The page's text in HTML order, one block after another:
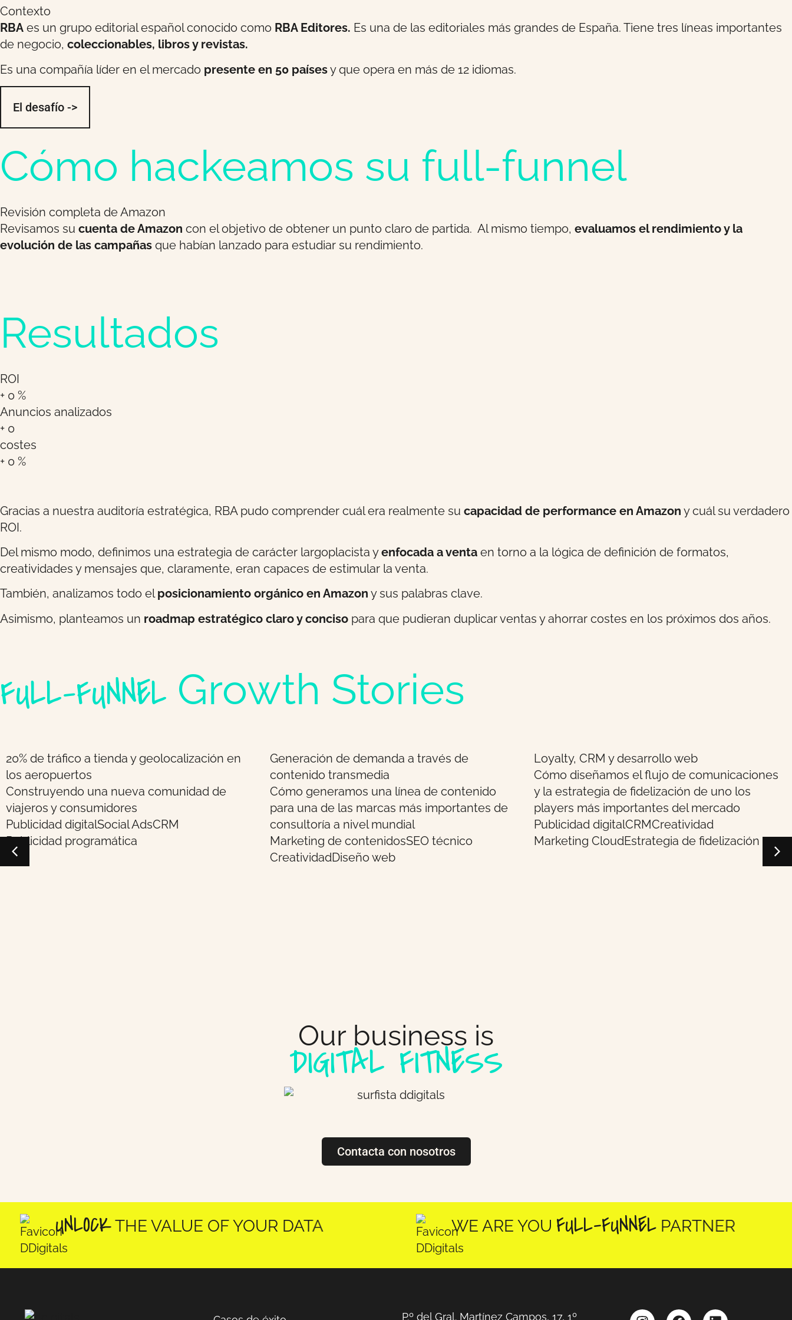
Contexto
RBA es un grupo editorial español conocido como RBA Editores. Es una de las editoriales más grandes de España. Tiene tres líneas importantes
de negocio, coleccionables, libros y revistas.
Es una compañía líder en el mercado presente en 50 paísesy que opera en más de 12 idiomas.
El desafío ->
Cómo hackeamos su full-funnel
Revisión completa de Amazon
Revisamos su cuenta de Amazon con el objetivo de obtener un punto claro de partida. Al mismo tiempo, evaluamos el rendimiento y la
evolución de las campañas que habían lanzado para estudiar su rendimiento.
Resultados
ROI
+ 0 %
Anuncios analizados
+ 0
costes
+ 0 %
Gracias a nuestra auditoría estratégica, RBA pudo comprender cuál era realmente su capacidad de performance en Amazon y cuál su verdadero
ROI.
Del mismo modo, definimos una estrategia de carácter largoplacista yenfocada a venta en torno a la lógica de definición de formatos,
creatividades y mensajes que, claramente, eran capaces de estimular la venta.
También, analizamos todo elposicionamiento orgánico en Amazon y sus palabras clave.
Asimismo, planteamos un roadmap estratégico claro y conciso para que pudieran duplicar ventas y ahorrar costes en los próximos dos años.
FULL-FUNNEL Growth Stories
20% de tráfico a tienda y geolocalización en
los aeropuertos
Construyendo una nueva comunidad de
viajeros y consumidores
Publicidad digitalSocial AdsCRM
Publicidad programática
Generación de demanda a través de
contenido transmedia
Cómo generamos una línea de contenido
para una de las marcas más importantes de
consultoría a nivel mundial
Marketing de contenidosSEO técnico
CreatividadDiseño web
Loyalty, CRM y desarrollo web
Cómo diseñamos el flujo de comunicaciones
y la estrategia de fidelización de uno los
players más importantes del mercado
Publicidad digitalCRMCreatividad
Marketing CloudEstrategia de fidelización
Our business is
DIGITAL FITNESS
Contacta con nosotros
THE VALUE OF YOUR DATA WE ARE YOUFULL-FUNNEL PARTNER
P.º del Gral. Martínez Campos, 17, 1º